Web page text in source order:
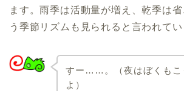
ます。雨季は活動量が増え、乾季は
う季節リズムも見られると言われてい
すー……。（夜はぼくもこ
よ）